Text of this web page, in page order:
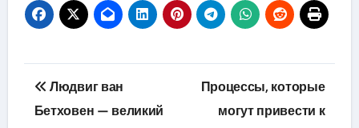
Навигация
по
Людвиг ван
Бетховен — великий
Процессы, которые
могут привести к